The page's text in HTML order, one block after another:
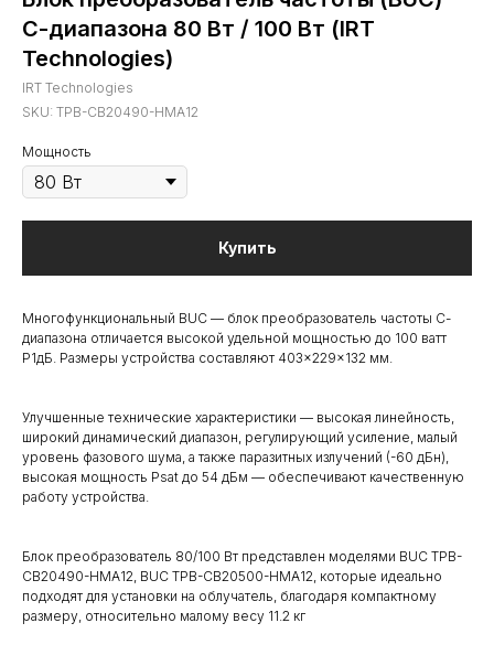
С-диапазона 80 Вт / 100 Вт (IRT
Technologies)
IRT Technologies
SKU: TPB-CB20490-HMA12
Мощность
Купить
Многофункциональный BUC — блок преобразователь частоты С-
диапазона отличается высокой удельной мощностью до 100 ватт
P1дБ. Размеры устройства составляют 403×229×132 мм.
Улучшенные технические характеристики — высокая линейность,
широкий динамический диапазон, регулирующий усиление, малый
уровень фазового шума, а также паразитных излучений (-60 дБн),
высокая мощность Psat до 54 дБм — обеспечивают качественную
работу устройства.
Блок преобразователь 80/100 Вт представлен моделями BUC TPB-
CB20490-HMA12, BUC TPB-CB20500-HMA12, которые идеально
подходят для установки на облучатель, благодаря компактному
размеру, относительно малому весу 11.2 кг